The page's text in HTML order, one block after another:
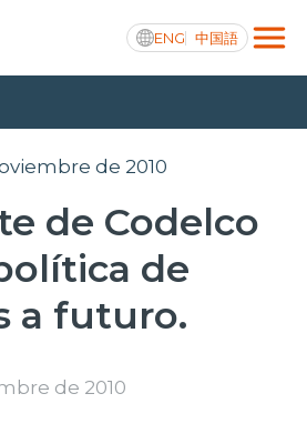
ENG 中国語
de 2010
de Codelco
de
a futuro.
de 2010